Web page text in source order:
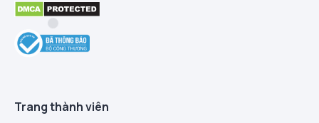
Trang thành viên